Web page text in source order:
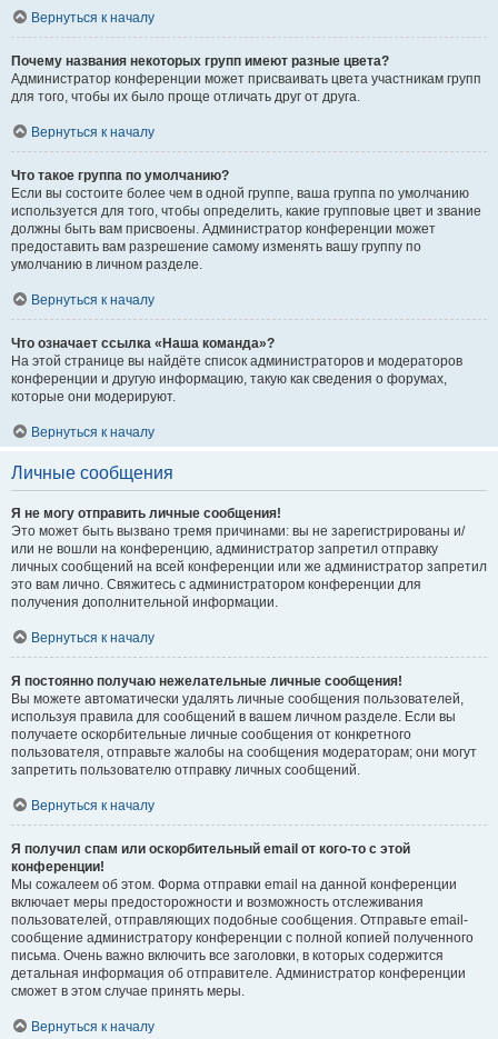
Вернуться к началу
Почему названия некоторых групп имеют разные цвета?
Администратор конференции может присваивать цвета участникам групп
для того, чтобы их было проще отличать друг от друга.
Вернуться к началу
Что такое группа по умолчанию?
Если вы состоите более чем в одной группе, ваша группа по умолчанию
используется для того, чтобы определить, какие групповые цвет и звание
должны быть вам присвоены. Администратор конференции может
предоставить вам разрешение самому изменять вашу группу по
умолчанию в личном разделе.
Вернуться к началу
Что означает ссылка «Наша команда»?
На этой странице вы найдёте список администраторов и модераторов
конференции и другую информацию, такую как сведения о форумах,
которые они модерируют.
Вернуться к началу
Личные сообщения
Я не могу отправить личные сообщения!
Это может быть вызвано тремя причинами: вы не зарегистрированы и/
или не вошли на конференцию, администратор запретил отправку
личных сообщений на всей конференции или же администратор запретил
это вам лично. Свяжитесь с администратором конференции для
получения дополнительной информации.
Вернуться к началу
Я постоянно получаю нежелательные личные сообщения!
Вы можете автоматически удалять личные сообщения пользователей,
используя правила для сообщений в вашем личном разделе. Если вы
получаете оскорбительные личные сообщения от конкретного
пользователя, отправьте жалобы на сообщения модераторам; они могут
запретить пользователю отправку личных сообщений.
Вернуться к началу
Я получил спам или оскорбительный email от кого-то с этой
конференции!
Мы сожалеем об этом. Форма отправки email на данной конференции
включает меры предосторожности и возможность отслеживания
пользователей, отправляющих подобные сообщения. Отправьте email-
сообщение администратору конференции с полной копией полученного
письма. Очень важно включить все заголовки, в которых содержится
детальная информация об отправителе. Администратор конференции
сможет в этом случае принять меры.
Вернуться к началу